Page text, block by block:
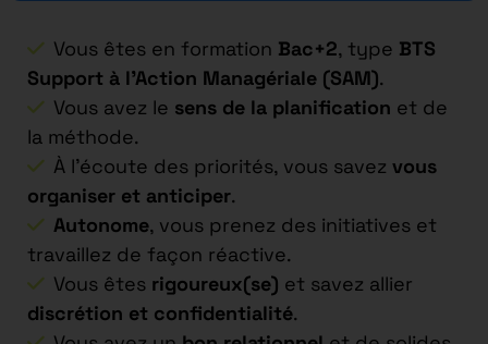
Vous êtes en formation Bac+2, type BTS
Support à l’Action Managériale (SAM).
Vous avez le sens de la planification et de
la méthode.
À l’écoute des priorités, vous savez vous
organiser et anticiper.
Autonome, vous prenez des initiatives et
travaillez de façon réactive.
Vous êtes rigoureux(se) et savez allier
discrétion et confidentialité.